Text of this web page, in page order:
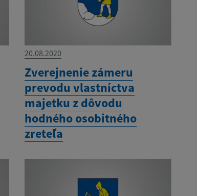
20.08.2020
Zverejnenie zámeru
prevodu vlastníctva
majetku z dôvodu
hodného osobitného
zreteľa